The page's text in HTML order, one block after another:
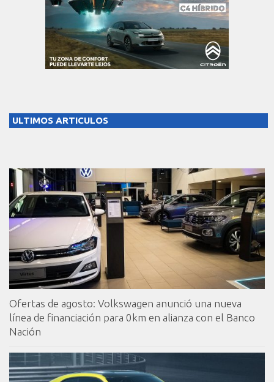
ULTIMOS ARTICULOS
Ofertas de agosto: Volkswagen anunció una nueva
línea de financiación para 0km en alianza con el Banco
Nación